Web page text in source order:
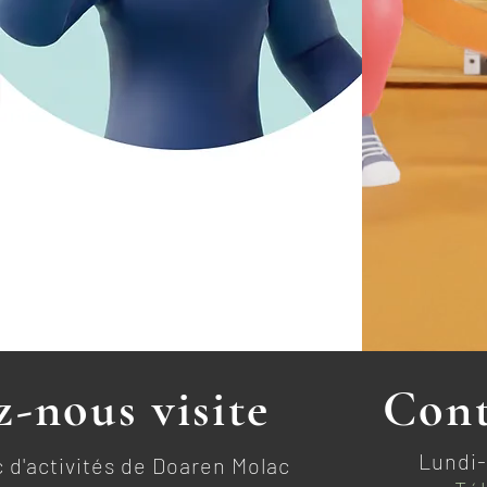
nous visite
d'activités de Doaren Molac